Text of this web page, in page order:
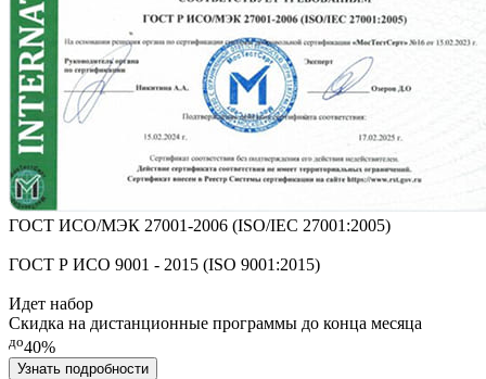
ГОСТ ИСО/МЭК 27001-2006 (ISO/IEC 27001:2005)
ГОСТ Р ИСО 9001 - 2015 (ISO 9001:2015)
Идет набор
Скидка на дистанционные программы до конца месяца
до40%
Узнать подробности